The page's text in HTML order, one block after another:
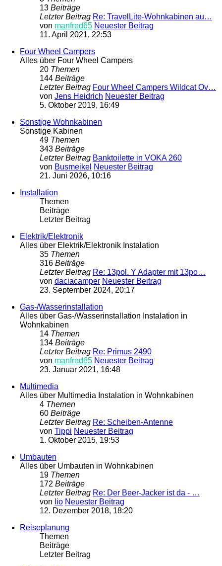
13 Beiträge
Letzter Beitrag Re: TravelLite-Wohnkabinen au…
von manfred65 Neuester Beitrag
11. April 2021, 22:53
Four Wheel Campers
Alles über Four Wheel Campers
20 Themen
144 Beiträge
Letzter Beitrag Four Wheel Campers Wildcat Ov…
von Jens Heidrich Neuester Beitrag
5. Oktober 2019, 16:49
Sonstige Wohnkabinen
Sonstige Kabinen
49 Themen
343 Beiträge
Letzter Beitrag Banktoilette in VOKA 260
von Busmeikel Neuester Beitrag
21. Juni 2026, 10:16
Installation
Themen
Beiträge
Letzter Beitrag
Elektrik/Elektronik
Alles über Elektrik/Elektronik Instalation
35 Themen
316 Beiträge
Letzter Beitrag Re: 13pol. Y Adapter mit 13po…
von daciacamper Neuester Beitrag
23. September 2024, 20:17
Gas-/Wasserinstallation
Alles über Gas-/Wasserinstallation Instalation in
Wohnkabinen
14 Themen
134 Beiträge
Letzter Beitrag Re: Primus 2490
von manfred65 Neuester Beitrag
23. Januar 2021, 16:48
Multimedia
Alles über Multimedia Instalation in Wohnkabinen
4 Themen
60 Beiträge
Letzter Beitrag Re: Scheiben-Antenne
von Tippi Neuester Beitrag
1. Oktober 2015, 19:53
Umbauten
Alles über Umbauten in Wohnkabinen
19 Themen
172 Beiträge
Letzter Beitrag Re: Der Beer-Jacker ist da - …
von lio Neuester Beitrag
12. Dezember 2018, 18:20
Reiseplanung
Themen
Beiträge
Letzter Beitrag